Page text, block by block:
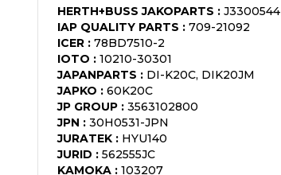
HERTH+BUSS JAKOPARTS : J3300544
IAP QUALITY PARTS : 709-21092
ICER : 78BD7510-2
IOTO : 10210-30301
JAPANPARTS : DI-K20C, DIK20JM
JAPKO : 60K20C
JP GROUP : 3563102800
JPN : 30H0531-JPN
JURATEK : HYU140
JURID : 562555JC
KAMOKA : 103207